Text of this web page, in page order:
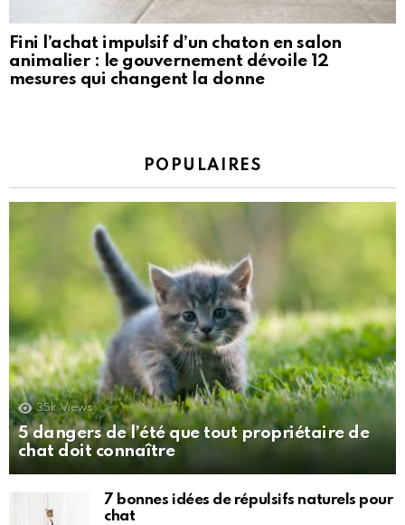
Fini l’achat impulsif d’un chaton en salon
animalier : le gouvernement dévoile 12
mesures qui changent la donne
POPULAIRES
35k Views
5 dangers de l’été que tout propriétaire de
chat doit connaître
7 bonnes idées de répulsifs naturels pour
chat